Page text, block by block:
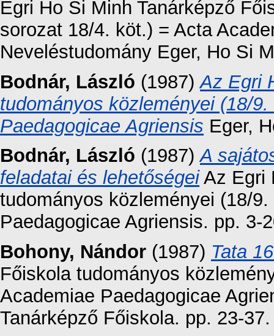
Egri Ho Si Minh Tanárképző
sorozat 18/4. köt.) = Acta
Neveléstudomány Eger, Ho Si
Bodnár, László (1987)Az Egri
tudományos közleményei (18/
Paedagogicae Agriensis Eger,
Bodnár, László (1987)A
feladatai és lehetőségeiAz Egri
tudományos közleményei (18/
Paedagogicae Agriensis. pp. 3-
Bohony, Nándor (1987) Tata
Főiskola tudományos
Academiae Paedagogicae
Tanárképző Főiskola. pp. 23-37.